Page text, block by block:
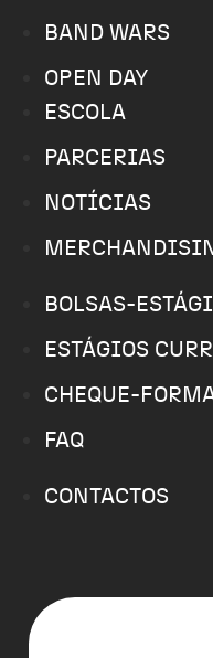
BAND WARS
OPEN DAY
ESCOLA
PARCERIAS
NOTÍCIAS
BOLSAS-
ESTÁGIOS
CHEQUE-
FAQ
CONTACTOS